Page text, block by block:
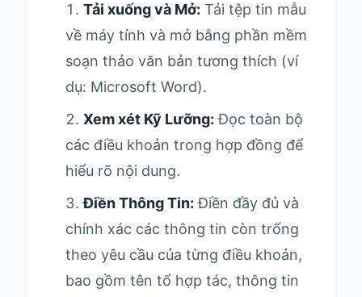
Tải xuống và Mở: Tải tệp tin mẫu
về máy tính và mở bằng phần mềm
soạn thảo văn bản tương thích (ví
dụ: Microsoft Word).
Xem xét Kỹ Lưỡng: Đọc toàn bộ
các điều khoản trong hợp đồng để
hiểu rõ nội dung.
Điền Thông Tin: Điền đầy đủ và
chính xác các thông tin còn trống
theo yêu cầu của từng điều khoản,
bao gồm tên tổ hợp tác, thông tin